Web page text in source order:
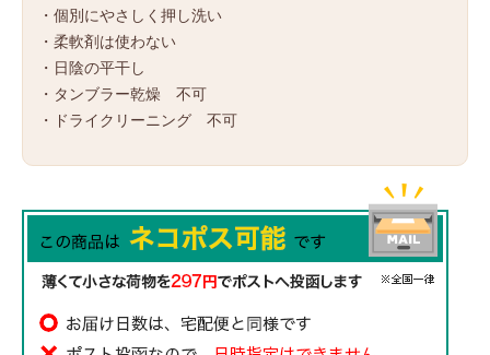
・個別にやさしく押し洗い
・柔軟剤は使わない
・日陰の平干し
・タンブラー乾燥 不可
・ドライクリーニング 不可